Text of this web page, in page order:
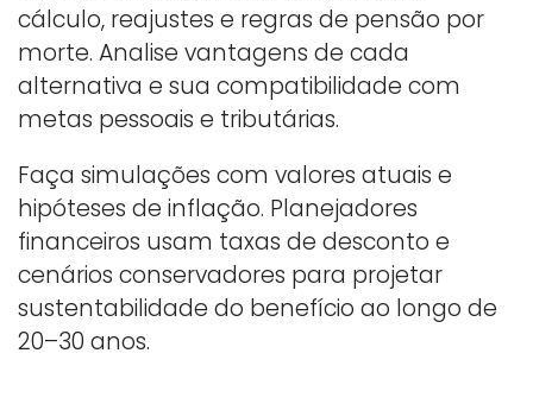
cálculo, reajustes e regras de pensão por
morte. Analise vantagens de cada
alternativa e sua compatibilidade com
metas pessoais e tributárias.
Faça simulações com valores atuais e
hipóteses de inflação. Planejadores
financeiros usam taxas de desconto e
cenários conservadores para projetar
sustentabilidade do benefício ao longo de
20–30 anos.